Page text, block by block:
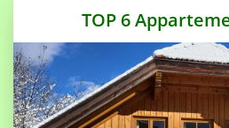
TOP 6